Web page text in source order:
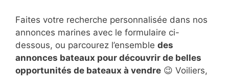
Faites votre recherche personnalisée dans nos
annonces marines avec le formulaire ci-
dessous, ou parcourez l’ensemble des
annonces bateaux pour découvrir de belles
opportunités de bateaux à vendre 😉 Voiliers,